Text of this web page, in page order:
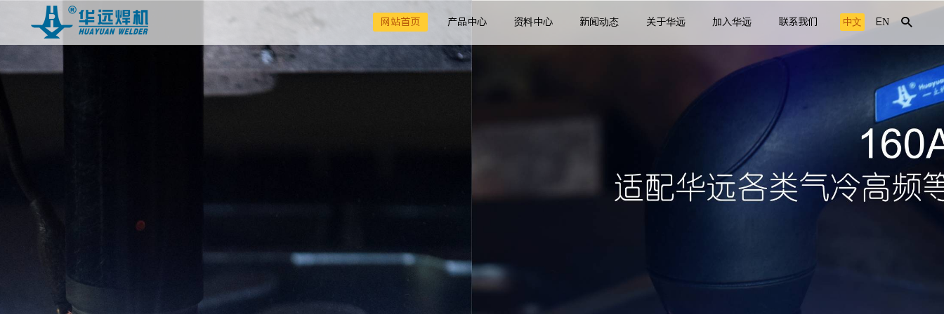
网站首页 产品中心 资料中心 新闻动态 关于华远 加入华远 联系我们 中文 EN 